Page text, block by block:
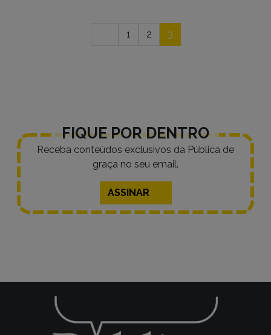
1 2 3
FIQUE POR DENTRO
Receba conteúdos exclusivos da Pública de
graça no seu email.
ASSINAR